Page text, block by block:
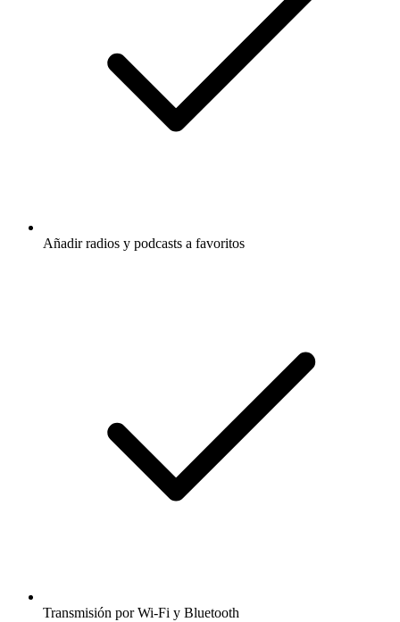
Añadir radios y podcasts a favoritos
Transmisión por Wi-Fi y Bluetooth